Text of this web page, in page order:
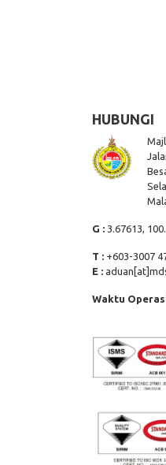
HUBUNGI
G : 3.67613,
T : +603-3007
E :
Waktu